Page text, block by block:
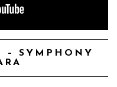
– SYMPHONY